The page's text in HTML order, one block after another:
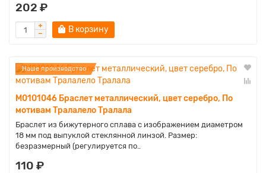
202 ₽
В корзину
Наше производство
M0101046 Браслет металлический, цвет серебро, По
мотивам Тралалело Тралала
Браслет из бижутерного сплава с изображением диаметром
18 мм под выпуклой стеклянной линзой. Размер:
безразмерный (регулируется по..
110 ₽